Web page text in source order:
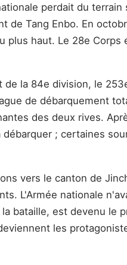
perdait du
de Tang Enbo. En
plus haut. Le 28e
la 84e division, le
de débarquement
des deux rives.
; certaines
vers le canton de
L'Armée nationale
bataille, est devenu le
les